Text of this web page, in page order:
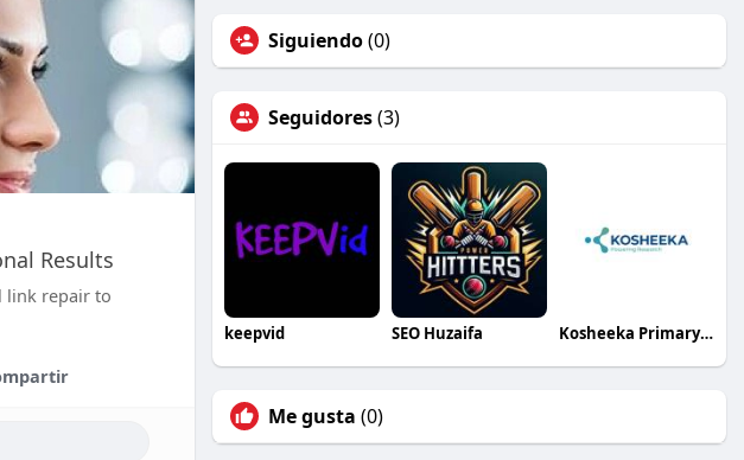
Results
link repair to
Siguiendo(0)
Seguidores(3)
keepvid SEO Huzaifa Kosheeka Primary Cells for Research
Me gusta (0)